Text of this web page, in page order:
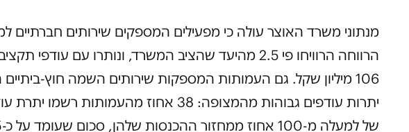
מנתוני משרד האוצר עולה כי מפעילים המספקים שירותים חברתיים
הרווחה הרוויחו פי 2.5 מהיעד שהציב המשרד, ונותרו עם עודפי
106 מיליון שקל. גם העמותות המספקות שירותים השמה חוץ-ביתיים
יתרות עודפים גבוהות מהמצופה: 38 אחוז מהעמותות רשמו
של